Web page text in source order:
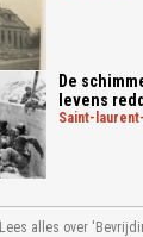
De
levens
saint-
Lees alles over